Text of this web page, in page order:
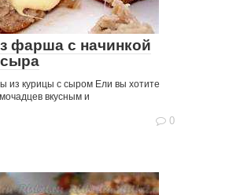
фарша с начинкой
сыра
из курицы с сыром Ели вы хотите
вкусным и
0